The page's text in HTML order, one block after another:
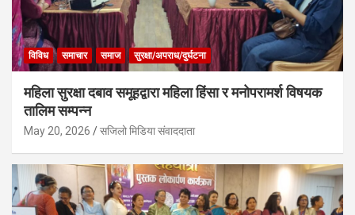
विविध समाचार समाज सुरक्षा/अपराध/दुर्घटना
महिला सुरक्षा दबाव समूहद्वारा महिला हिंसा र मनोपरामर्श विषयक
तालिम सम्पन्न
May 20, 2026 सजिलो मिडिया संवाददाता